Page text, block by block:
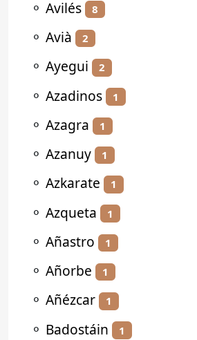
⚬ Avilés 8
⚬ Avià 2
⚬ Ayegui 2
⚬ Azadinos 1
⚬ Azagra 1
⚬ Azanuy 1
⚬ Azkarate 1
⚬ Azqueta 1
⚬ Añastro 1
⚬ Añorbe 1
⚬ Añézcar 1
⚬ Badostáin 1